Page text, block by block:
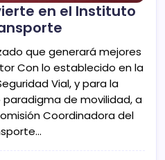
en el Instituto
que generará mejores
Con lo establecido en la
Vial, y para la
de movilidad, a
Coordinadora del